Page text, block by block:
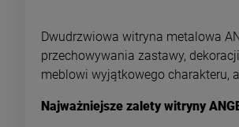
Dwudrzwiowa witryna metalowa
przechowywania zastawy,
meblowi wyjątkowego charakteru,
Najważniejsze zalety witryny